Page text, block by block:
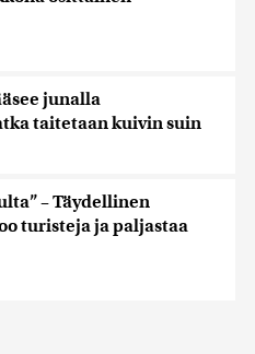
junalla
taitetaan kuivin suin
– Täydellinen
turisteja ja paljastaa